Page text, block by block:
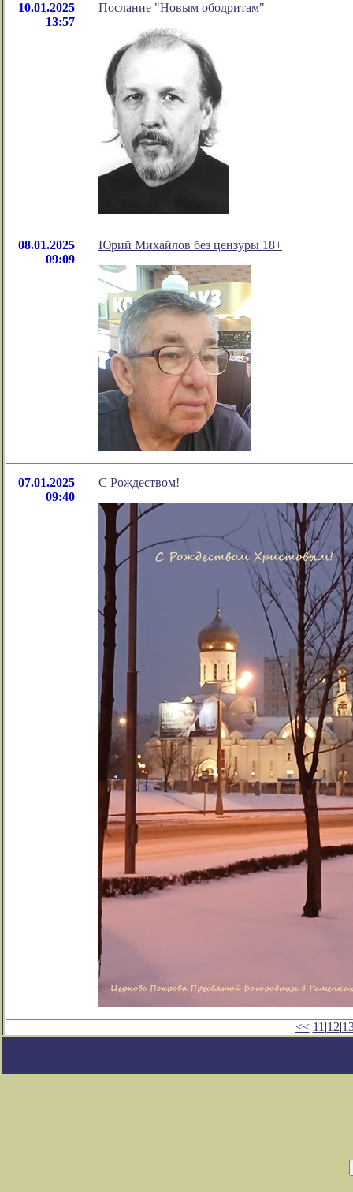
10.01.2025
13:57
Послание "Новым ободритам"
08.01.2025
09:09
Юрий Михайлов без цензуры 18+
07.01.2025
09:40
С Рождеством!
<< 11 |12|